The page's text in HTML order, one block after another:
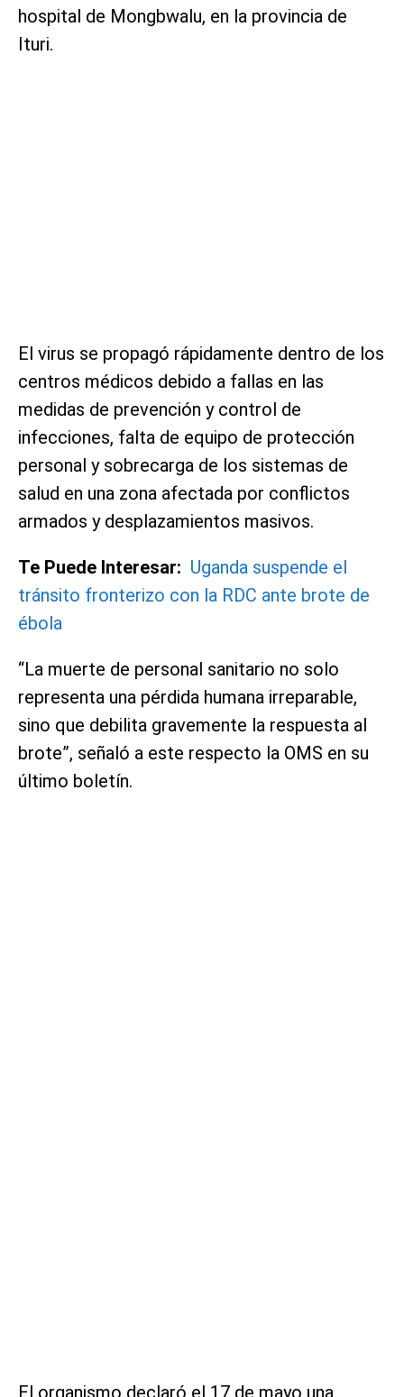
hospital de Mongbwalu, en la provincia de
Ituri.
El virus se propagó rápidamente dentro de los
centros médicos debido a fallas en las
medidas de prevención y control de
infecciones, falta de equipo de protección
personal y sobrecarga de los sistemas de
salud en una zona afectada por conflictos
armados y desplazamientos masivos.
Te Puede Interesar: Uganda suspende el
tránsito fronterizo con la RDC ante brote de
ébola
“La muerte de personal sanitario no solo
representa una pérdida humana irreparable,
sino que debilita gravemente la respuesta al
brote”, señaló a este respecto la OMS en su
último boletín.
El organismo declaró el 17 de mayo una